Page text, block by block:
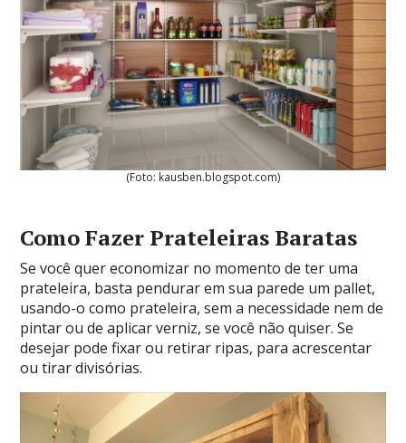
(Foto: kausben.blogspot.com)
Como Fazer Prateleiras Baratas
Se você quer economizar no momento de ter uma
prateleira, basta pendurar em sua parede um pallet,
usando-o como prateleira, sem a necessidade nem de
pintar ou de aplicar verniz, se você não quiser. Se
desejar pode fixar ou retirar ripas, para acrescentar
ou tirar divisórias.